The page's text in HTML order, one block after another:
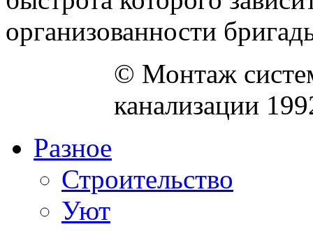
организованности
© Монтаж
канализации
Разное
Строительство
Уют